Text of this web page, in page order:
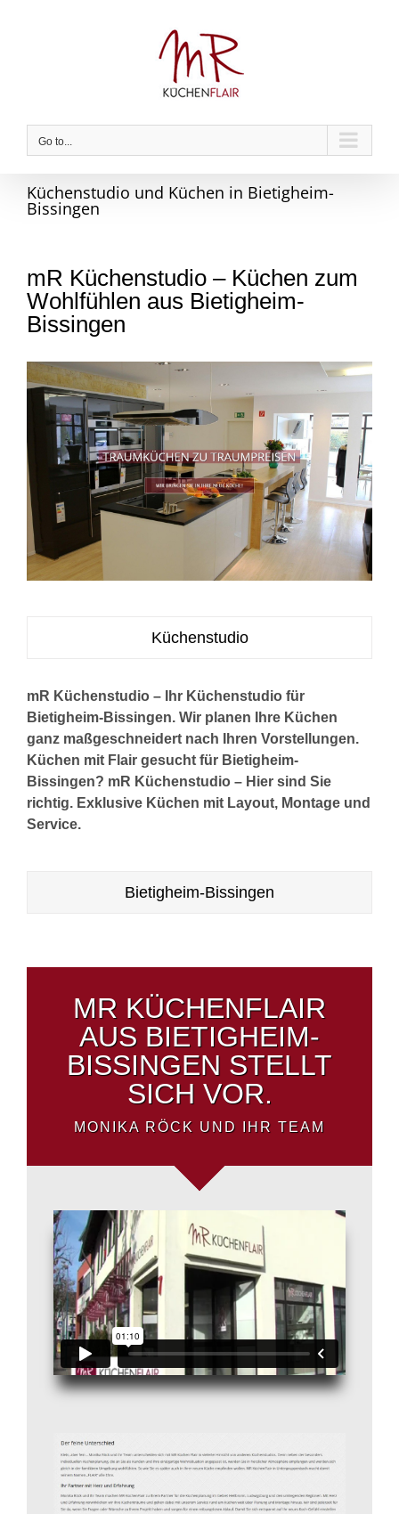
Go to...
Küchenstudio und Küchen in Bietigheim-
Bissingen
mR Küchenstudio – Küchen zum
Wohlfühlen aus Bietigheim-
Bissingen
Küchenstudio
mR Küchenstudio – Ihr Küchenstudio für
Bietigheim-Bissingen. Wir planen Ihre Küchen
ganz maßgeschneidert nach Ihren Vorstellungen.
Küchen mit Flair gesucht für Bietigheim-
Bissingen? mR Küchenstudio – Hier sind Sie
richtig. Exklusive Küchen mit Layout, Montage und
Service.
Bietigheim-Bissingen
MR KÜCHENFLAIR
AUS BIETIGHEIM-
BISSINGEN STELLT
SICH VOR.
MONIKA RÖCK UND IHR TEAM